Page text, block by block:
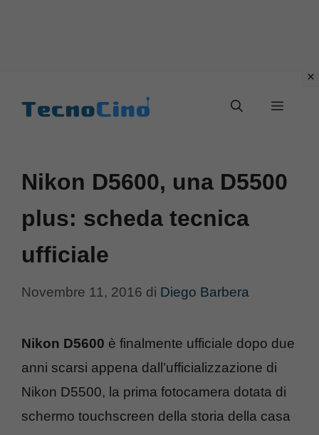
Menu
Nikon D5600, una D5500
plus: scheda tecnica
ufficiale
Novembre 11, 2016 di Diego Barbera
Nikon D5600 è finalmente ufficiale dopo due
anni scarsi appena dall’ufficializzazione di
Nikon D5500, la prima fotocamera dotata di
schermo touchscreen della storia della casa